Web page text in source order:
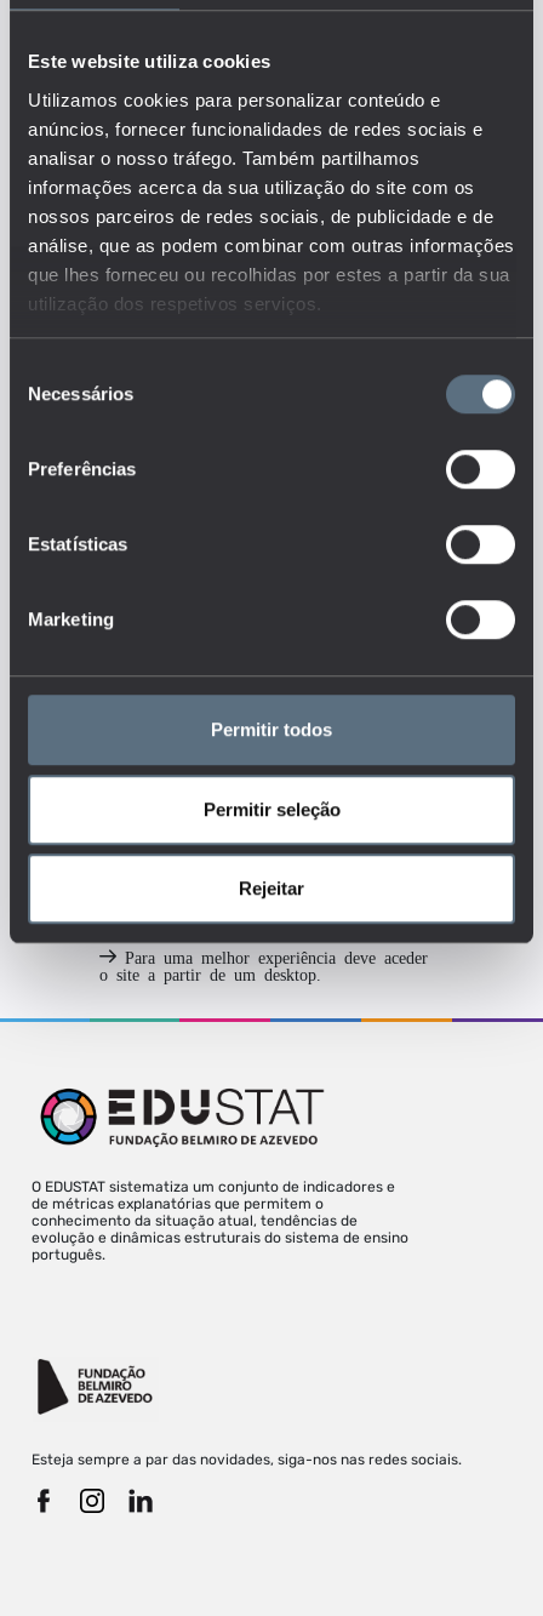
Este website utiliza cookies
Utilizamos cookies para personalizar conteúdo e
anúncios, fornecer funcionalidades de redes sociais e
analisar o nosso tráfego. Também partilhamos
informações acerca da sua utilização do site com os
nossos parceiros de redes sociais, de publicidade e de
análise, que as podem combinar com outras informações
que lhes forneceu ou recolhidas por estes a partir da sua
utilização dos respetivos serviços.
Necessários
Preferências
Estatísticas
Marketing
Permitir todos
Permitir seleção
Rejeitar
idade entre 20-34 que
satisfazem as seguintes
condições: 1) estão em situação
definição da OIT); 2) obtiveram
pelo menos o ensino secundário
(ISCED 3) como o nível de ensino
mais elevado completo; 3) não
receberam educação ou
formação nas 4 semanas
anos antes do inquérito.
questões:
empregabilidade face aos graus
Tags
ENSINO SECUNDÁRIO
Para uma melhor experiência deve aceder
o site a partir de um desktop.
O EDUSTAT sistematiza um conjunto de indicadores e
de métricas explanatórias que permitem o
conhecimento da situação atual, tendências de
evolução e dinâmicas estruturais do sistema de ensino
português.
Esteja sempre a par das novidades, siga-nos nas redes sociais.